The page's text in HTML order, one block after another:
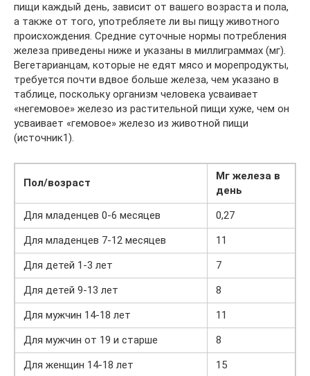
пищи каждый день, зависит от вашего возраста и пола,
а также от того, употребляете ли вы пищу животного
происхождения. Средние суточные нормы потребления
железа приведены ниже и указаны в миллиграммах (мг).
Вегетарианцам, которые не едят мясо и морепродукты,
требуется почти вдвое больше железа, чем указано в
таблице, поскольку организм человека усваивает
«негемовое» железо из растительной пищи хуже, чем он
усваивает «гемовое» железо из животной пищи
(источник1).
Пол/возраст
Мг железа в
день
Для младенцев 0-6 месяцев
0,27
Для младенцев 7-12 месяцев
11
Для детей 1-3 лет
7
Для детей 9-13 лет
8
Для мужчин 14-18 лет
11
Для мужчин от 19 и старше
8
Для женщин 14-18 лет
15